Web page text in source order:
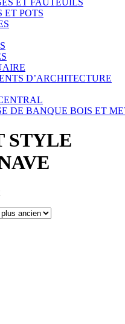
ET FAUTEUILS
ET POTS
D’ARCHITECTURE
DE BANQUE BOIS ET
STYLE